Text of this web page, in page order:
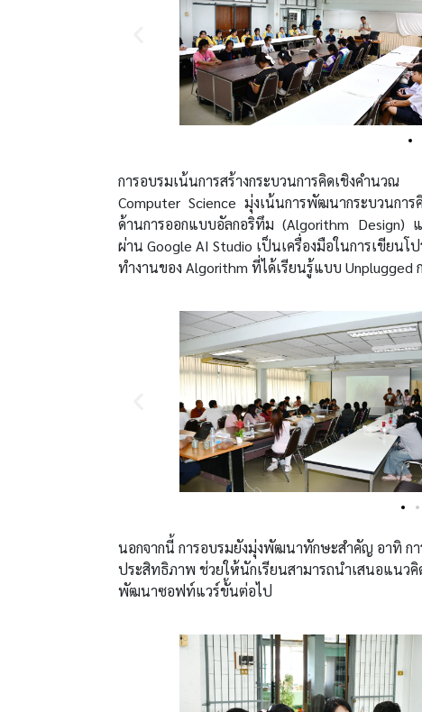
การอบรมเน้นการสร้างกระบวนการคิดเชิงคำน
Computer Science มุ่งเน้นการพัฒนากระบวนกา
ด้านการออกแบบอัลกอริทึม (Algorithm Design)
ผ่าน Google AI Studio เป็นเครื่องมือในการเขียน
ทำงานของ Algorithm ที่ได้เรียนรู้แบบ
นอกจากนี้ การอบรมยังมุ่งพัฒนาทักษะสำคัญ อาทิ ก
ประสิทธิภาพ ช่วยให้นักเรียนสามารถนำเสนอแนว
พัฒนาซอฟท์แวร์ขั้นต่อไป